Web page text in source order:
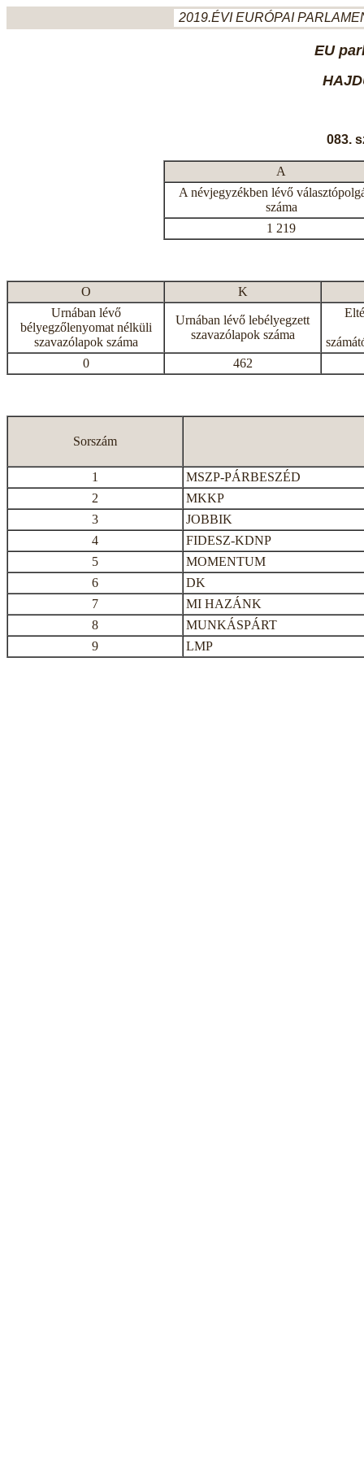
2019.ÉVI EURÓPAI
EU
083.
A
A névjegyzékben lévő
száma
1 219
O
K
Urnában lévő
bélyegzőlenyomat nélküli
szavazólapok száma
Urnában lévő lebélyegzett
szavazólapok száma
0
462
Sorszám
1
MSZP-PÁRBESZÉD
2
MKKP
3
JOBBIK
4
FIDESZ-KDNP
5
MOMENTUM
6
DK
7
MI HAZÁNK
8
MUNKÁSPÁRT
9
LMP